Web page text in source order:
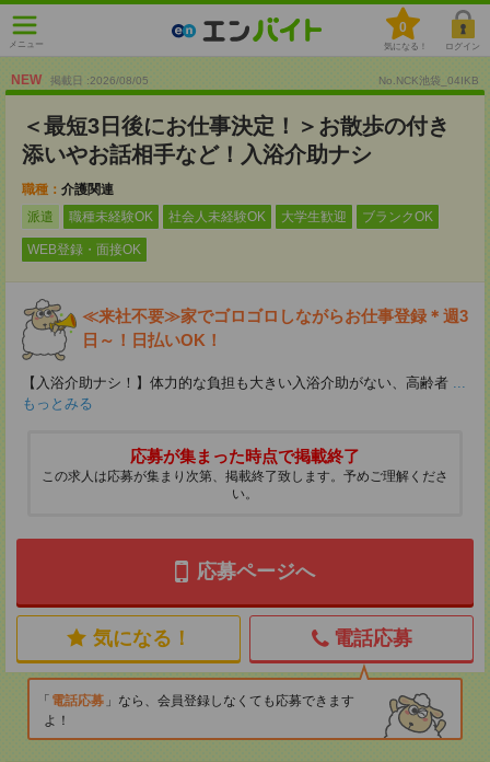
メニュー
0
気になる！ ログイン
NEW 掲載日 :2026/08/05 No.NCK池袋_04IKB
＜最短3日後にお仕事決定！＞お散歩の付き
添いやお話相手など！入浴介助ナシ
職種： 介護関連
派遣
職種未経験OK 社会人未経験OK 大学生歓迎 ブランクOK
WEB登録・面接OK
≪来社不要≫家でゴロゴロしながらお仕事登録＊週3
日～！日払いOK！
【入浴介助ナシ！】体力的な負担も大きい入浴介助がない、高齢者 ...
もっとみる
応募が集まった時点で掲載終了
この求人は応募が集まり次第、掲載終了致します。予めご理解くださ
い。
応募ページへ
気になる！ 電話応募
電話応募
なら、会員登録しなくても応募できます
よ！